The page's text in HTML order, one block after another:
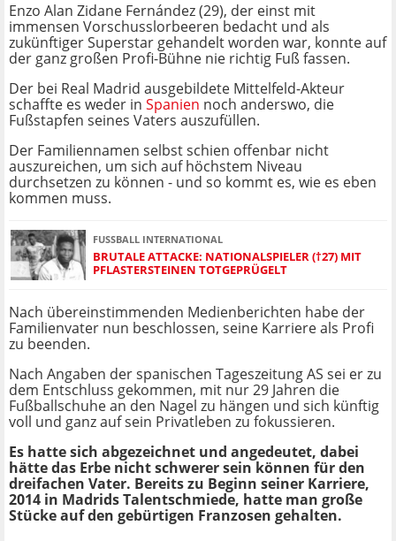
Enzo Alan Zidane Fernández (29), der einst mit
immensen Vorschusslorbeeren bedacht und als
zukünftiger Superstar gehandelt worden war, konnte auf
der ganz großen Profi-Bühne nie richtig Fuß fassen.
Der bei Real Madrid ausgebildete Mittelfeld-Akteur
schaffte es weder in Spanien noch anderswo, die
Fußstapfen seines Vaters auszufüllen.
Der Familiennamen selbst schien offenbar nicht
auszureichen, um sich auf höchstem Niveau
durchsetzen zu können - und so kommt es, wie es eben
kommen muss.
FUSSBALL INTERNATIONAL
BRUTALE ATTACKE: NATIONALSPIELER (†27) MIT
PFLASTERSTEINEN TOTGEPRÜGELT
Nach übereinstimmenden Medienberichten habe der
Familienvater nun beschlossen, seine Karriere als Profi
zu beenden.
Nach Angaben der spanischen Tageszeitung AS sei er zu
dem Entschluss gekommen, mit nur 29 Jahren die
Fußballschuhe an den Nagel zu hängen und sich künftig
voll und ganz auf sein Privatleben zu fokussieren.
Es hatte sich abgezeichnet und angedeutet, dabei
hätte das Erbe nicht schwerer sein können für den
dreifachen Vater. Bereits zu Beginn seiner Karriere,
2014 in Madrids Talentschmiede, hatte man große
Stücke auf den gebürtigen Franzosen gehalten.